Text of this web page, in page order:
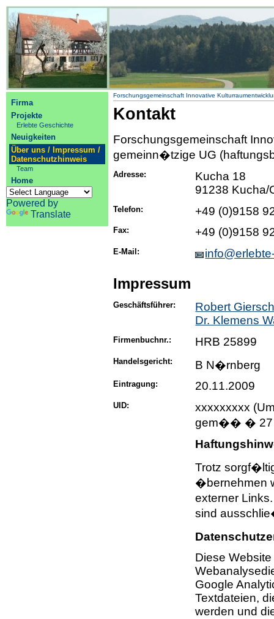
Forschungsgemeinschaft Innovative
Firma
Projekte
Erlebte Geschichte
Neuigkeiten
Über uns / Impressum /
Datenschutzhinweis
Team
Home
Powered by
Translate
Kontakt
Forschungsgemeinschaft
gemeinn�tzige UG
Adresse:
Kucha 18
91238 Kucha/
Telefon: +49 (0)9158
Fax: +49 (0)9158
E-Mail:
Impressum
Geschäftsführer:
Robert
Dr. Klemens
Firmenbuchnr.: HRB 25899
Handelsgericht: B N�rnberg
Eintragung: 20.11.2009
UID:
xxxxxxxxx
gem�� � 27
Trotz
�bernehmen
externer
sind
Diese
Google
Textdateien,
werden und